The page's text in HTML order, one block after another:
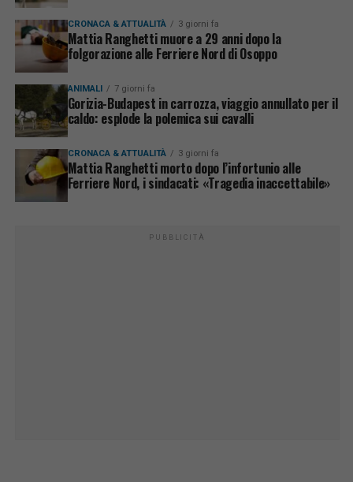
CRONACA & ATTUALITÀ 3 giorni fa
Mattia Ranghetti muore a 29 anni dopo la
folgorazione alle Ferriere Nord di Osoppo
ANIMALI 7 giorni fa
Gorizia-Budapest in carrozza, viaggio annullato per il
caldo: esplode la polemica sui cavalli
CRONACA & ATTUALITÀ 3 giorni fa
Mattia Ranghetti morto dopo l’infortunio alle
Ferriere Nord, i sindacati: «Tragedia inaccettabile»
PUBBLICITÀ